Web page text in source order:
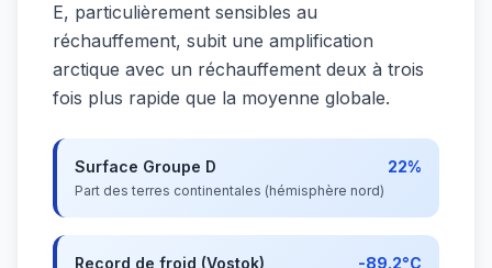
E, particulièrement sensibles au
réchauffement, subit une amplification
arctique avec un réchauffement deux à trois
fois plus rapide que la moyenne globale.
Surface Groupe D 22%
Part des terres continentales (hémisphère nord)
Record de froid (Vostok) -89.2°C